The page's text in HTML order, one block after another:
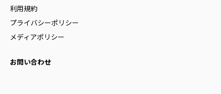
利用規約
プライバシーポリシー
メディアポリシー
お問い合わせ